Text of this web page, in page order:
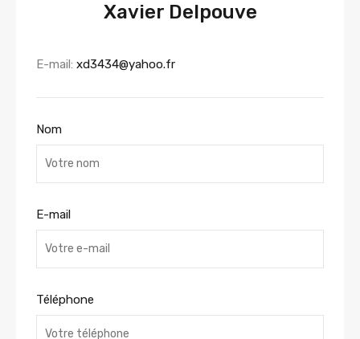
Xavier Delpouve
E-mail: xd3434@yahoo.fr
Nom
E-mail
Téléphone